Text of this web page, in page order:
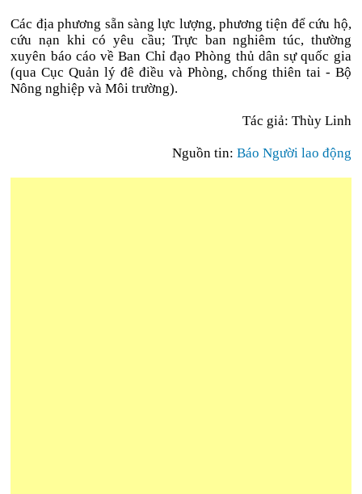
Các địa phương sẵn sàng lực lượng, phương tiện để cứu hộ,
cứu nạn khi có yêu cầu; Trực ban nghiêm túc, thường
xuyên báo cáo về Ban Chỉ đạo Phòng thủ dân sự quốc gia
(qua Cục Quản lý đê điều và Phòng, chống thiên tai - Bộ
Nông nghiệp và Môi trường).
Tác giả: Thùy Linh
Nguồn tin: Báo Người lao động